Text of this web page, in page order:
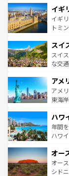
いる
香り
らに
れる
を参
顔を
ルリ
して
は、お
ドイ
イギ
イギ
トミ
リア
ティ
戦な
ンツ
スイ
スイ
な交
の建
博物
こと
ば市内
着の
アメ
アメ
東海
のよ
ンメ
西部
部の
文化
しみ
ハワ
年間
ハワ
ワイ
島だ
おす
オー
オー
シド